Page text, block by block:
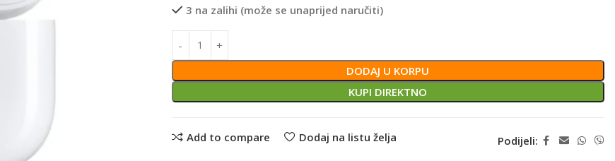
3 na zalihi (može se unaprijed naručiti)
DODAJ U KORPU
KUPI DIREKTNO
Add to compare Dodaj na listu želja Podijeli: